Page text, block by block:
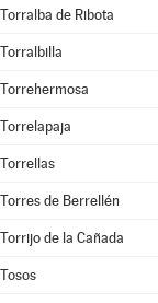
Torralba de Ribota
Torralbilla
Torrehermosa
Torrelapaja
Torrellas
Torres de Berrellén
Torrijo de la Cañada
Tosos